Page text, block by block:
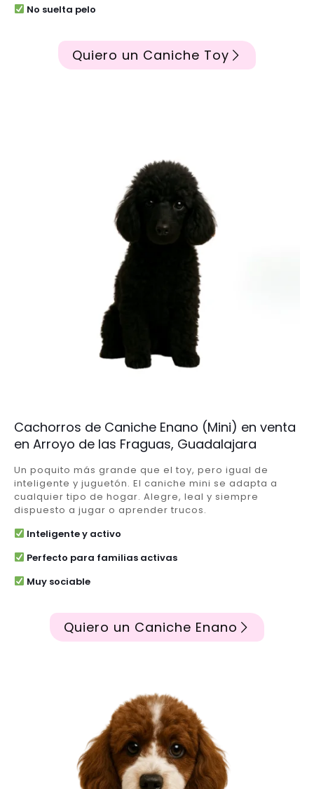
No suelta pelo
Quiero un Caniche Toy
Cachorros de Caniche Enano (Mini) en venta
en Arroyo de las Fraguas, Guadalajara
Un poquito más grande que el toy, pero igual de
inteligente y juguetón. El caniche mini se adapta a
cualquier tipo de hogar. Alegre, leal y siempre
dispuesto a jugar o aprender trucos.
Inteligente y activo
Perfecto para familias activas
Muy sociable
Quiero un Caniche Enano